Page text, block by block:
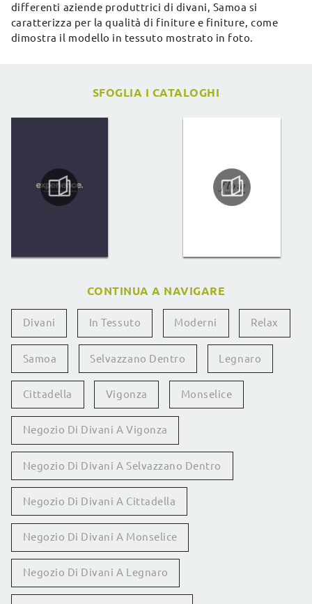
differenti aziende produttrici di divani, Samoa si
caratterizza per la qualità di finiture e finiture, come
dimostra il modello in tessuto mostrato in foto.
SFOGLIA I CATALOGHI
CONTINUA A NAVIGARE
Divani In Tessuto Moderni Relax
Samoa Selvazzano Dentro Legnaro
Cittadella Vigonza Monselice
Negozio Di Divani A Vigonza
Negozio Di Divani A Selvazzano Dentro
Negozio Di Divani A Cittadella
Negozio Di Divani A Monselice
Negozio Di Divani A Legnaro